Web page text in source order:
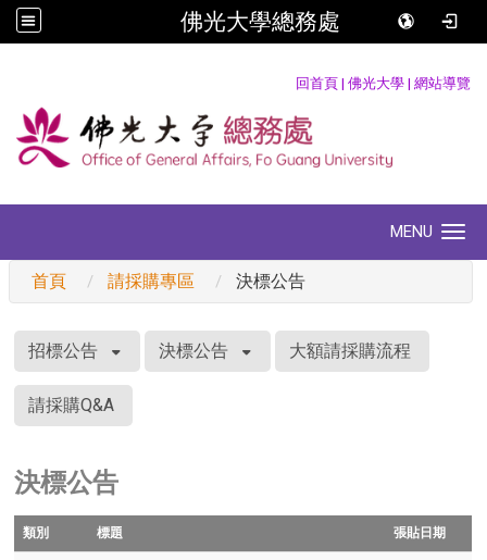
佛光大學總務處
回首頁 | 佛光大學 | 網站導覽
MENU
首頁 請採購專區 決標公告
招標公告 決標公告 大額請採購流程
請採購Q&A
決標公告
類別 標題 張貼日期